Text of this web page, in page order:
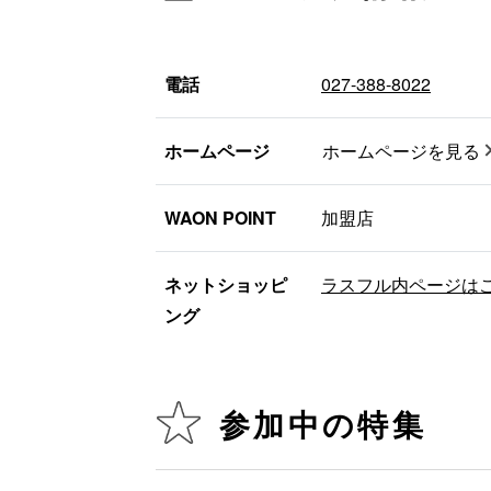
電話 027-388-8022
ホームページ ホームページを見る
WAON POINT 加盟店
ネットショッピ
ング
ラスフル内ページは
参加中の特集